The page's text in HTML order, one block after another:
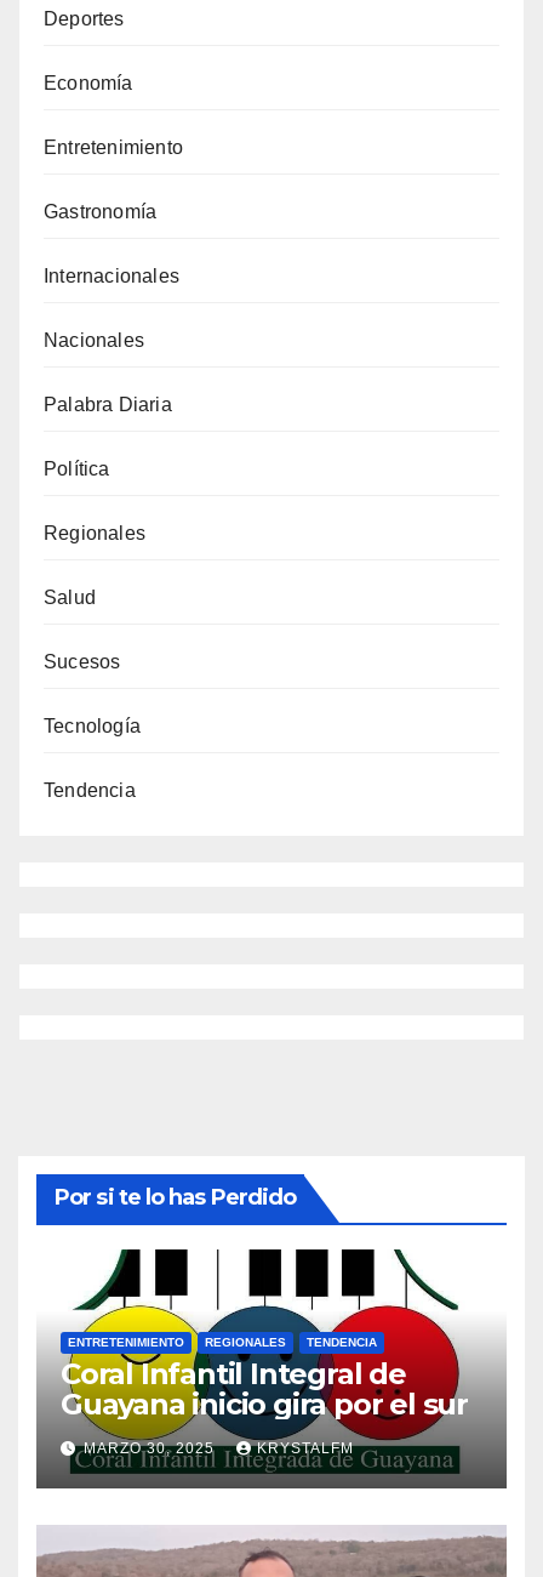
Deportes
Economía
Entretenimiento
Gastronomía
Internacionales
Nacionales
Palabra Diaria
Política
Regionales
Salud
Sucesos
Tecnología
Tendencia
Por si te lo has Perdido
ENTRETENIMIENTO REGIONALES TENDENCIA
Coral Infantil Integral de
Guayana inicio gira por el sur
MARZO 30, 2025 KRYSTALFM